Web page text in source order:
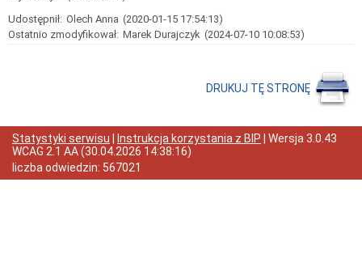
Wojewódzka
załatwić
sprawę
Przyjmowanie
interesantów
Udostępnił: Olech Anna (2020-01-15 17:54:13)
Ostatnio zmodyfikował: Marek Durajczyk (2024-07-10 10:08:53)
DRUKUJ TĘ STRONĘ
Statystyki serwisu Instrukcja korzystania z BIP | Wersja 3.0.43
WCAG 2.1 AA(30.04.2026 14:38:16)
liczba odwiedzin: 567021